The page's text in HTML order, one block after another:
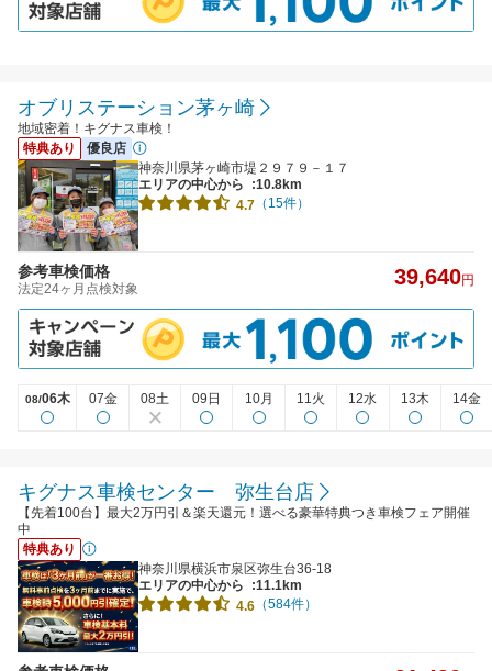
オブリステーション茅ヶ崎
地域密着！キグナス車検！
特典あり
優良店
神奈川県茅ヶ崎市堤２９７９－１７
エリアの中心から
:10.8km
4.7 （15件）
参考車検価格
法定24ヶ月点検対象 39,640円
08/06木 07金 08土 09日 10月 11火 12水 13木 14金
キグナス車検センター 弥生台店
【先着100台】最大2万円引＆楽天還元！選べる豪華特典つき車検フェア開催
中
特典あり
神奈川県横浜市泉区弥生台36-18
エリアの中心から
:11.1km
4.6 （584件）